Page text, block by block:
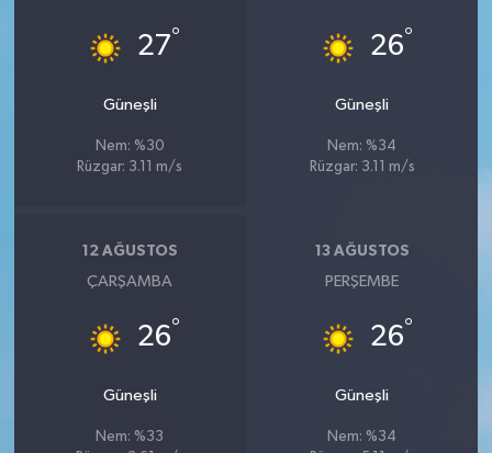
27°
Güneşli
Nem: %30
Rüzgar: 3.11 m/s
26°
Güneşli
Nem: %34
Rüzgar: 3.11 m/s
12 AĞUSTOS
ÇARŞAMBA
26°
Güneşli
Nem: %33
13 AĞUSTOS
PERŞEMBE
26°
Güneşli
Nem: %34